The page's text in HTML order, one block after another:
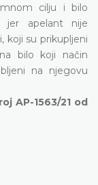
cilju i bilo
jer apelant nije
koji su prikupljeni
bilo koji način
na njegovu
AP-1563/21 od